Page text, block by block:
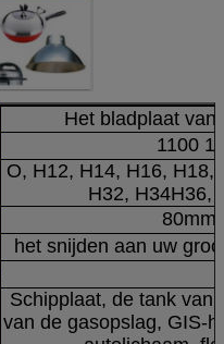
Het bladplaat
1100
O, H12, H14, H16, H18,
H32, H34H36,
het snijden aan uw
Schipplaat, de tank van
van de gasopslag, GIS-